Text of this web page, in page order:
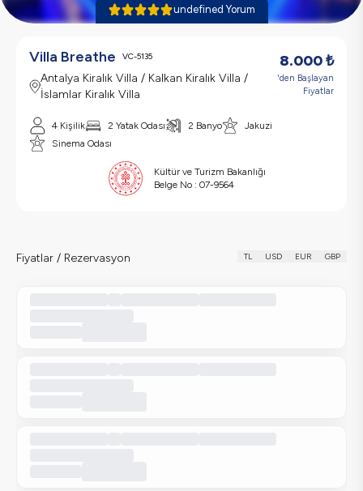
undefined Yorum
Villa Breathe VC-5135
Antalya Kiralık Villa / Kalkan Kiralık Villa /
İslamlar Kiralık Villa
8.000₺
'den Başlayan
Fiyatlar
4 Kişilik 2 Yatak Odası 2 Banyo
Jakuzi
Sinema Odası
Kültür ve Turizm Bakanlığı
Belge No : 07-9564
Fiyatlar / Rezervasyon TL USD EUR GBP